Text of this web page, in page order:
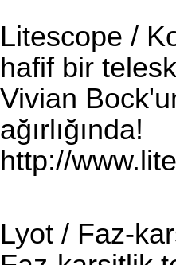
Litescope /
hafif bir
Vivian
ağırlığında!
http://
Lyot / Faz-